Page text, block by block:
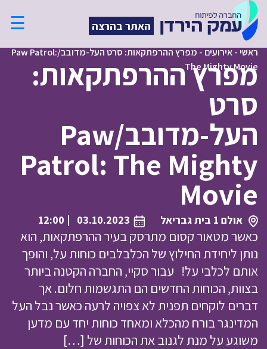
האתר בהרצה ☰
ראשי-אירועים -
מפרץ ההרפתקאות: סרט העל-מדובב/Paw Patrol:
The Mighty Movie
מפרץ ההרפתקאות:
סרט
העל-מדובב/Paw
Patrol: The Mighty
Movie
אולם 1 בית גבריאל 03.10.2023
| 12:00
כאשר מטאור קסום מתרסק בעיר ההרפתקאות, הוא
נותן ליחידת החילוץ של הכלבלבים כוחות על, והופך
אותם לכלבי על! עבור סקיי, החברה הקטנה ביותר
בצוות, הכוחות החדשים הם התגשמות חלום. אך
דברים לוקחים תפנית לא צפויה לרעה כאשר נבל העל
המדינגר בורח מהכלא ומאחד כוחות יחד עם מדען
משוגע על מנת לגנוב את הכוחות של […]